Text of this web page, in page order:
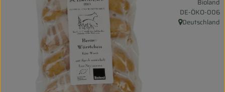
Entspannt durch die FERIEN
Obst & Gemüse
Kühltheke
Backwaren
Bioland
, Kontrollstelle:
DE-ÖKO-006
, Herkunft:
Deutschland